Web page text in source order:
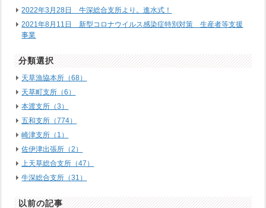
2022年3月28日 牛深総合支所より。進水式！
2021年8月11日 新型コロナウイルス感染症特別対策 生産者等支援
事業
分類選択
天草漁協本所（68）
天草町支所（6）
本渡支所（3）
五和支所（774）
崎津支所（1）
佐伊津出張所（2）
上天草総合支所（47）
牛深総合支所（31）
以前の記事